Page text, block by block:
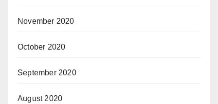
November 2020
October 2020
September 2020
August 2020